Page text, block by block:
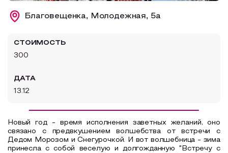
Образовательный туризм
Благовещенка, Молодежная, 5а
СТОИМОСТЬ
300
ДАТА
13.12
Новый год - время исполнения заветных желаний, оно
связано с предвкушением волшебства от встречи с
Дедом Морозом и Снегурочкой. И вот волшебница - зима
принесла с собой веселую и долгожданную "Встречу с